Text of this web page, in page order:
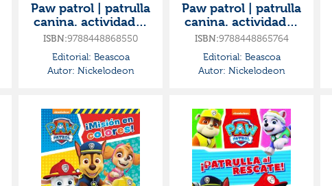
Paw patrol | patrulla
canina. actividades
- súper draco
muchas
ISBN:9788448868550
Editorial: Beascoa
Autor: Nickelodeon
Paw patrol | patrulla
canina. actividades
- el gran libro de
ISBN:9788448865764
Editorial: Beascoa
Autor: Nickelodeon